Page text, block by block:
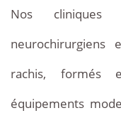
Nos cliniques
neurochirurgiens
rachis, formés
équipements